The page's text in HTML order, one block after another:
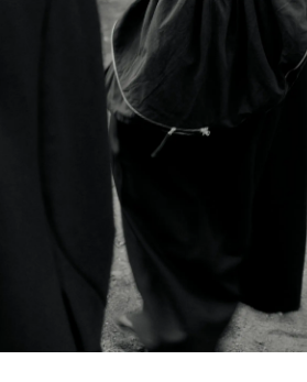
关于我们 联系我们